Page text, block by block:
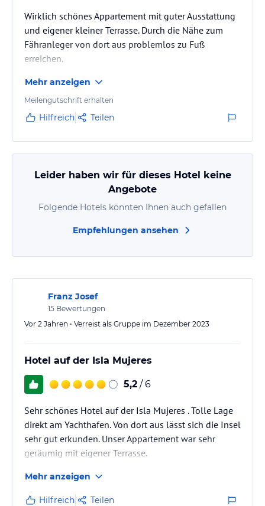
Wirklich schönes Appartement mit guter Ausstattung
und eigener kleiner Terrasse. Durch die Nähe zum
Fähranleger von dort aus problemlos zu Fuß
erreichen.
Mehr anzeigen
Meilengutschrift erhalten
Hilfreich Teilen
Leider haben wir für dieses Hotel keine
Angebote
Folgende Hotels könnten Ihnen auch gefallen
Empfehlungen ansehen
Franz Josef
15 Bewertungen
Vor 2 Jahren • Verreist als Gruppe im Dezember 2023
Hotel auf der Isla Mujeres
5,2 / 6
Sehr schönes Hotel auf der Isla Mujeres . Tolle Lage
direkt am Yachthafen. Von dort aus lässt sich die Insel
sehr gut erkunden. Unser Appartement war sehr
geräumig mit eigener Terrasse.
Mehr anzeigen
Hilfreich Teilen